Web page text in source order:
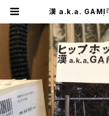
漢 a.k.a. GAMI『